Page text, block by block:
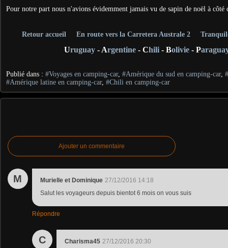
Pour notre part nous n'avions évidemment jamais vu de sapin de noël à côté
Retour accueil En route vers la Carretera Australe 2
Uruguay - Argentine - Chili - Bolivie - P
Publié dans : #Voyages en camping-car, #Amérique du sud en camping-car,
#Amérique latine en camping-car, #Chili en camping-car
Ajouter un commentaire
M Murielle et Dominique 27/12/2016 14:18
Salut les voyageurs depuis bientot 6 mois on vous suis
Répondre
C Charisma45 27/12/2016 20:30